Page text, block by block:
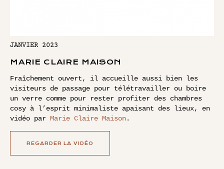
JANVIER 2023
MARIE CLAIRE MAISON
Fraîchement ouvert, il accueille aussi bien les
visiteurs de passage pour télétravailler ou boire
un verre comme pour rester profiter des chambres
cosy à l’esprit minimaliste apaisant des lieux, en
vidéo par Marie Claire Maison.
REGARDER LA VIDÉO